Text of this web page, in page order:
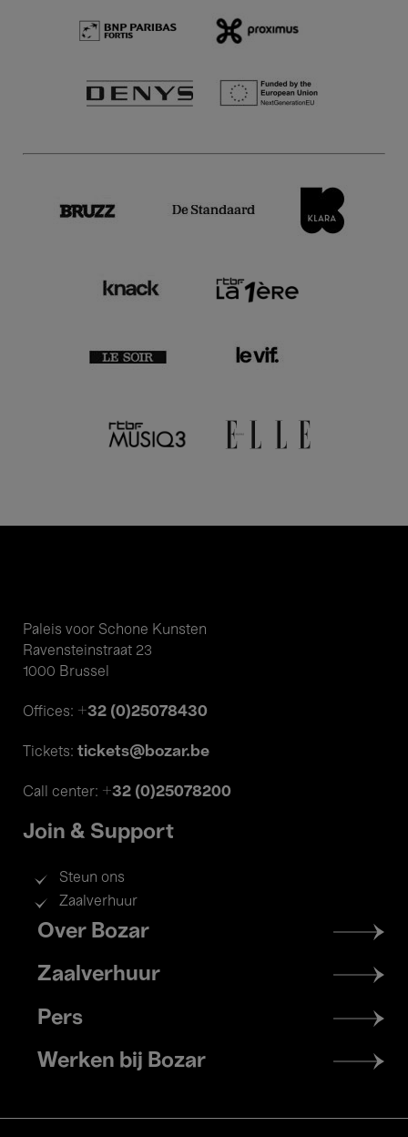
Paleis voor Schone Kunsten
Ravensteinstraat 23
1000 Brussel
Offices: +32 (0)25078430
Tickets: tickets@bozar.be
Call center: +32 (0)25078200
Join & Support
Steun ons
Zaalverhuur
Footer
menu
Over Bozar
Zaalverhuur
Pers
Werken bij Bozar